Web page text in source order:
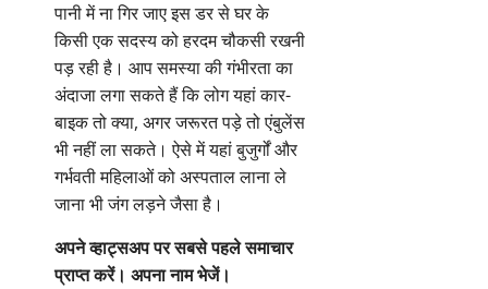
पानी में ना गिर जाए इस डर से घर के
किसी एक सदस्य को हरदम चौकसी रखनी
पड़ रही है। आप समस्या की गंभीरता का
अंदाजा लगा सकते हैं कि लोग यहां कार-
बाइक तो क्या, अगर जरूरत पड़े तो एंबुलेंस
भी नहीं ला सकते। ऐसे में यहां बुजुर्गों और
गर्भवती महिलाओं को अस्पताल लाना ले
जाना भी जंग लड़ने जैसा है।
अपने व्हाट्सअप पर सबसे पहले समाचार
प्राप्त करें। अपना नाम भेजें।